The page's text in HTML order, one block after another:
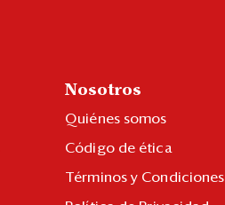
Nosotros
Quiénes somos
Código de ética
Términos y Condiciones